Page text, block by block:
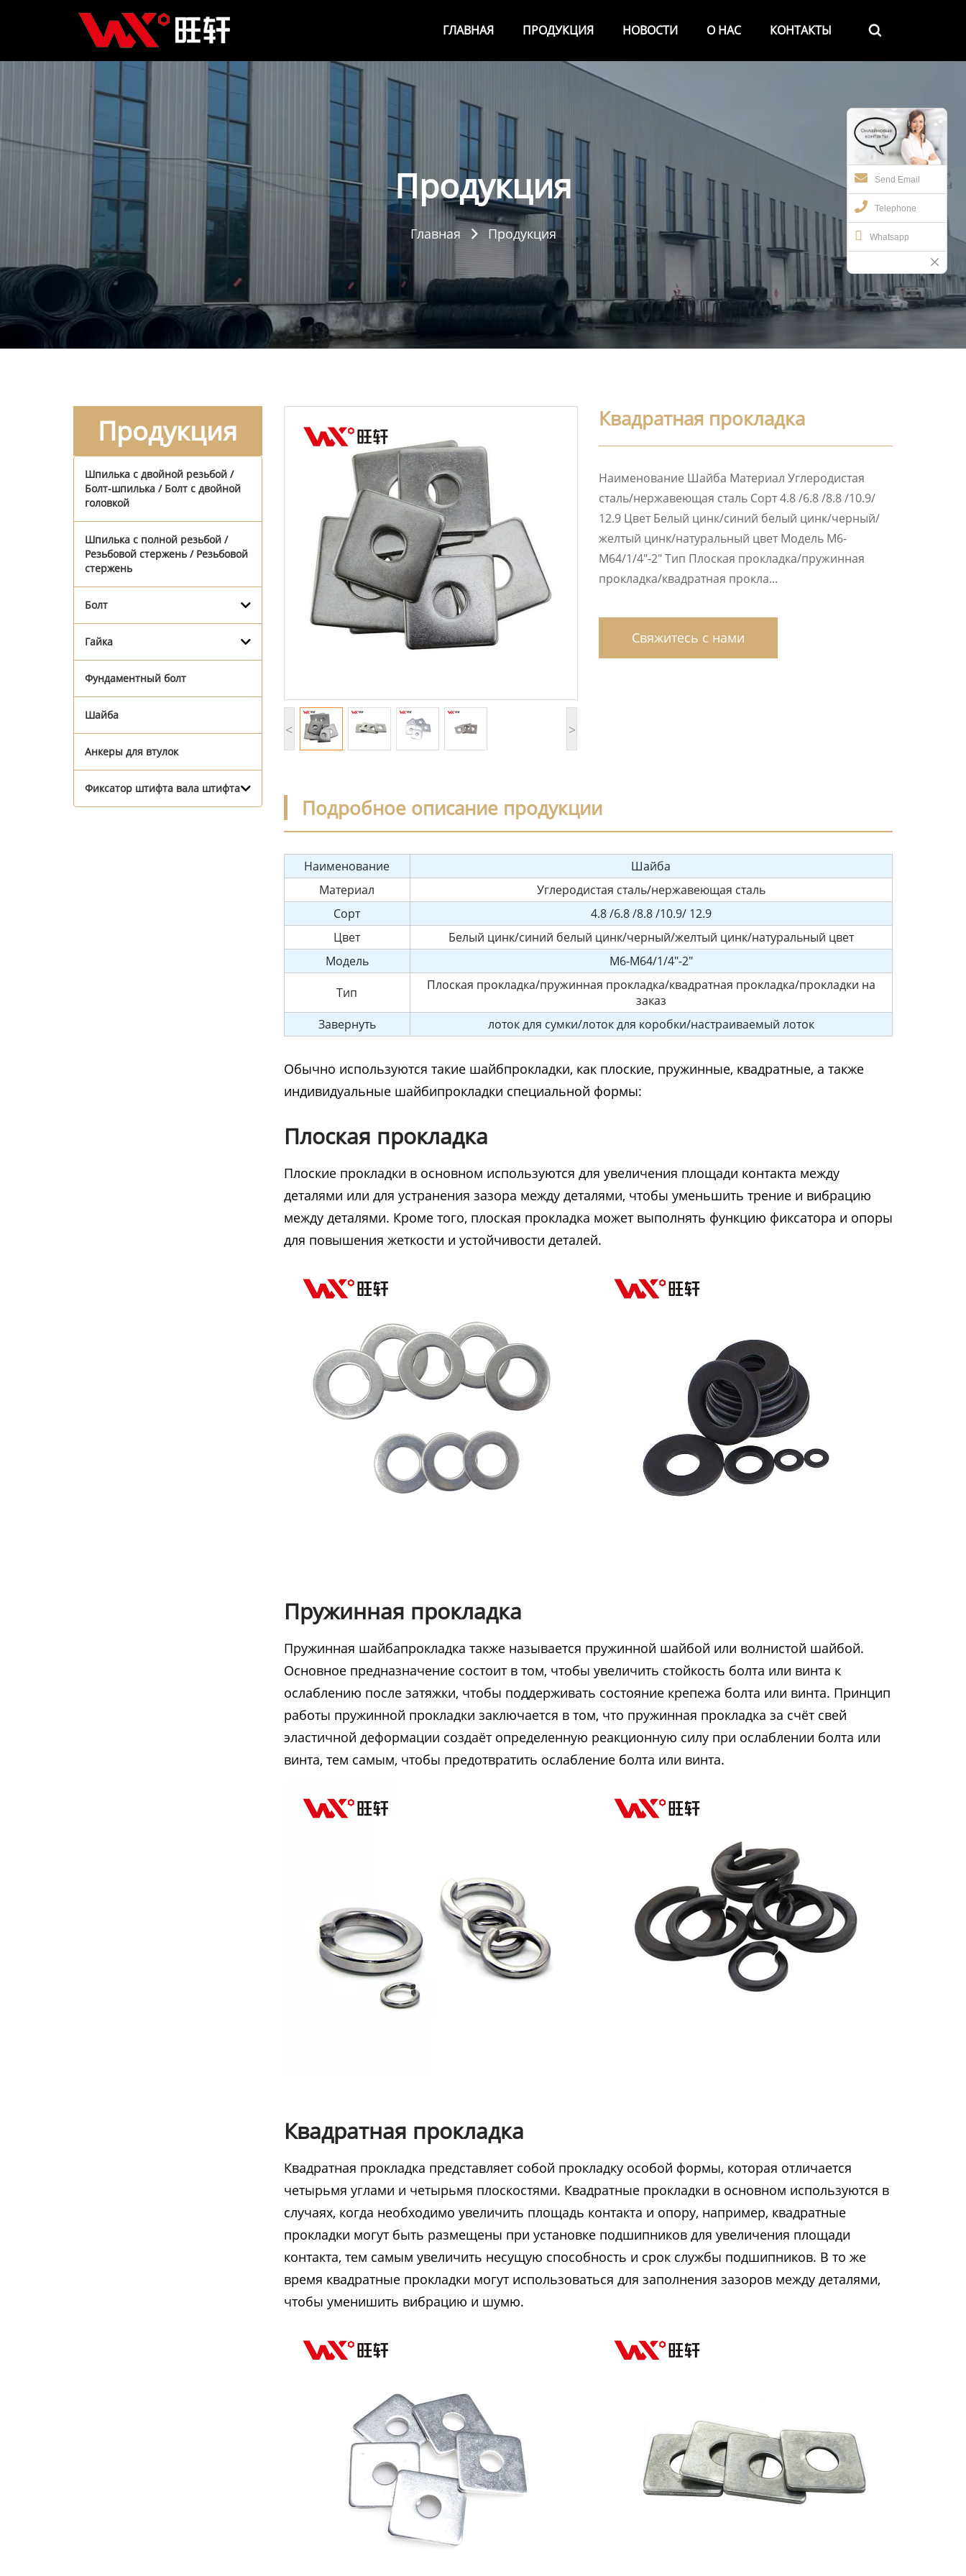
ГЛАВНАЯ ПРОДУКЦИЯ НОВОСТИ О НАС КОНТАКТЫ 
Send Email
Telephone
Whatsapp
Продукция
Главная  Продукция
Продукция
Шпилька с двойной резьбой /
Болт-шпилька / Болт с двойной
головкой
Шпилька с полной резьбой /
Резьбовой стержень / Резьбовой
стержень
Болт
Гайка
Фундаментный болт
Шайба
Анкеры для втулок
Фиксатор штифта вала штифта
< >
Квадратная прокладка
Наименование Шайба Материал Углеродистая
сталь/нержавеющая сталь Сорт 4.8 /6.8 /8.8 /10.9/
12.9 Цвет Белый цинк/синий белый цинк/черный/
желтый цинк/натуральный цвет Модель M6-
M64/1/4″-2″ Тип Плоская прокладка/пружинная
прокладка/квадратная прокла...
Свяжитесь с нами
Подробное описание продукции
Наименование
Шайба
Материал
Углеродистая сталь/нержавеющая сталь
Сорт
4.8 /6.8 /8.8 /10.9/ 12.9
Цвет
Белый цинк/синий белый цинк/черный/желтый цинк/натуральный цвет
Модель
M6-M64/1/4"-2"
Тип
Плоская прокладка/пружинная прокладка/квадратная прокладка/прокладки на
заказ
Завернуть
лоток для сумки/лоток для коробки/настраиваемый лоток
Обычно используются такие шайбпрокладки, как плоские, пружинные, квадратные, а также
индивидуальные шайбипрокладки специальной формы:
Плоская прокладка
Плоские прокладки в основном используются для увеличения площади контакта между
деталями или для устранения зазора между деталями, чтобы уменьшить трение и вибрацию
между деталями. Кроме того, плоская прокладка может выполнять функцию фиксатора и опоры
для повышения жеткости и устойчивости деталей.
Пружинная прокладка
Пружинная шайбапрокладка также называется пружинной шайбой или волнистой шайбой.
Основное предназначение состоит в том, чтобы увеличить стойкость болта или винта к
ослаблению после затяжки, чтобы поддерживать состояние крепежа болта или винта. Принцип
работы пружинной прокладки заключается в том, что пружинная прокладка за счёт свей
эластичной деформации создаёт определенную реакционную силу при ослаблении болта или
винта, тем самым, чтобы предотвратить ослабление болта или винта.
Квадратная прокладка
Квадратная прокладка представляет собой прокладку особой формы, которая отличается
четырьмя углами и четырьмя плоскостями. Квадратные прокладки в основном используются в
случаях, когда необходимо увеличить площадь контакта и опору, например, квадратные
прокладки могут быть размещены при установке подшипников для увеличения площади
контакта, тем самым увеличить несущую способность и срок службы подшипников. В то же
время квадратные прокладки могут использоваться для заполнения зазоров между деталями,
чтобы уменишить вибрацию и шумю.